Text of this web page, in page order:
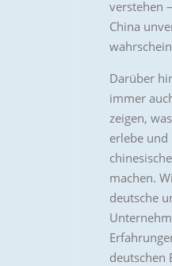
verstehen
China
Darüber
immer
zeigen,
erlebe
machen.
deutsche
deutschen